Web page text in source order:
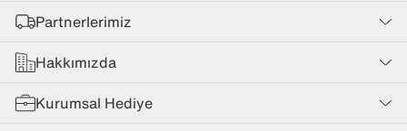
Partnerlerimiz
Hakkımızda
Kurumsal Hediye